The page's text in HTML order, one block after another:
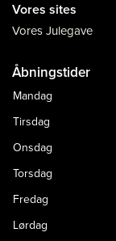
Vores sites
Vores Julegave
Åbningstider
Mandag
Tirsdag
Onsdag
Torsdag
Fredag
Lørdag